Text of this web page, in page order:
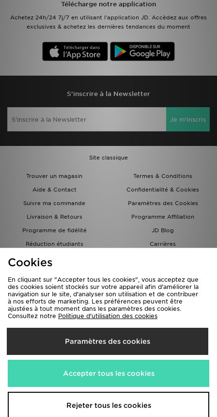
Télécharge notre application
Achetez 24h/24 7j/7 en utilisant l'application JD. Accèdez aux offres
exclusives & achetez les dernières tendances du moment
S'inscrire à la Newsletter
Je m'inscris
Site classique
Trouver un magasin
Termes & Conditions
Aide & Contact
Confidentialité & Cookies
Suivre ma commande
Paramètres des Cookies
Livraison & Retours
Programme Affiliation
Programme de fidélité
JD Blog
Réduction étudiants
Carrières
Carte Cadeau
Livraison Vers
France
Nous acceptons les méthodes de paiement suivantes
Visitez notre site corporate www.jdplc.com
Suivre Ma Commande
Service client
Télécharge l'Appli
Cookies
En cliquant sur "Accepter tous les cookies", vous acceptez que
des cookies soient stockés sur votre appareil afin d'améliorer la
navigation sur le site, d'analyser son utilisation et de contribuer
à nos efforts de marketing. Les préférences peuvent être
ajustées à tout moment dans les paramètres des cookies.
Consultez notre Politique d'utilisation des cookies
Paramètres des cookies
Accepter tous les cookies
Rejeter tous les cookies